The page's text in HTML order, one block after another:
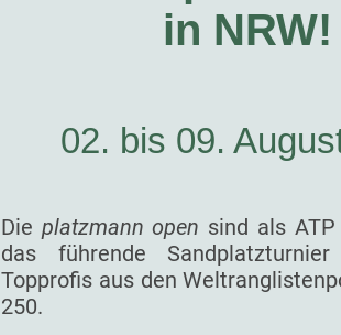
in NRW!
02. bis 09.
Die platzmann open sind als
das führende
Topprofis aus den
250.